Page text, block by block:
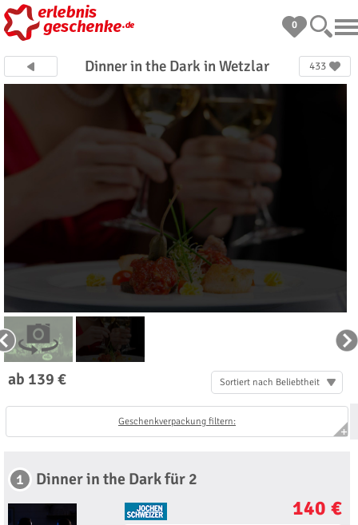
0
Dinner in the Dark in Wetzlar 433
ab 139 € Sortiert nach Beliebtheit
Geschenkverpackung filtern:
1 Dinner in the Dark für 2
140 €